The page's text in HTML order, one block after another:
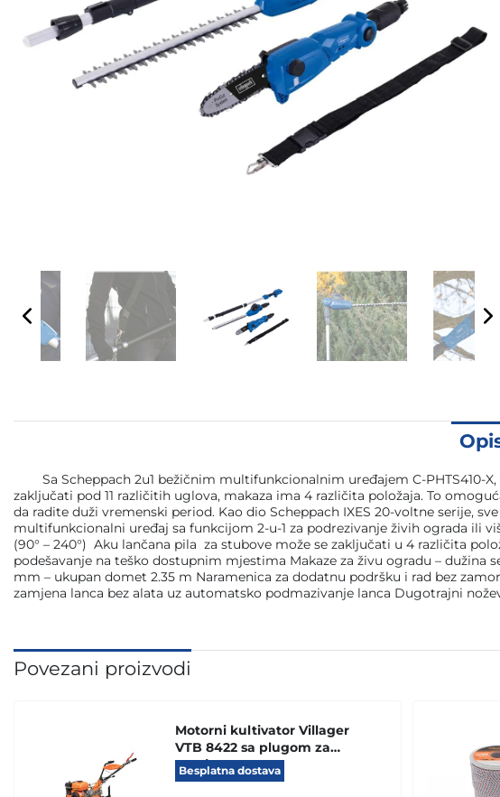
Sa Scheppach 2u1 bežičnim multifunkcionalnim uređajem C-PHTS410-X,
zaključati pod 11 različitih uglova, makaza ima 4 različita položaja. To
da radite duži vremenski period. Kao dio Scheppach IXES 20-voltne serije,
multifunkcionalni uređaj sa funkcijom 2-u-1 za podrezivanje živih ograda ili
(90° – 240°) Aku lančana pila za stubove može se zaključati u 4 različita
podešavanje na teško dostupnim mjestima Makaze za živu ogradu – dužina
mm – ukupan domet 2.35 m Naramenica za dodatnu podršku i rad bez
zamjena lanca bez alata uz automatsko podmazivanje lanca Dugotrajni
Povezani proizvodi
Motorni kultivator Villager
VTB 8422 sa plugom za
oranje
Besplatna dostava